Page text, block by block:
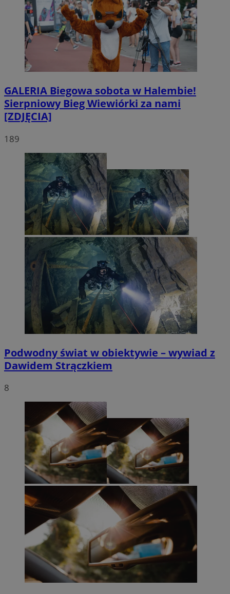
GALERIA Biegowa sobota w Halembie!
Sierpniowy Bieg Wiewiórki za nami
[ZDJĘCIA]
189
Podwodny świat w obiektywie – wywiad z
Dawidem Strączkiem
8